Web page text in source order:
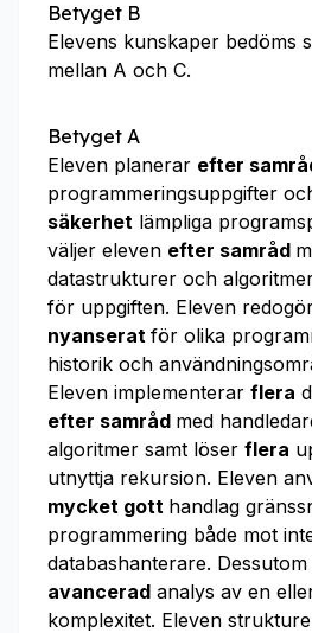
Betyget B
Elevens kunskaper bedöms
mellan A och C.
Betyget A
Eleven planerar efter
programmeringsuppgifter
säkerhet lämpliga
väljer eleven efter samråd
datastrukturer och
för uppgiften. Eleven
nyanserat för olika
historik och
Eleven implementerar flera
efter samråd med
algoritmer samt löser flera
utnyttja rekursion. Eleven
mycket gott handlag
programmering både mot
databashanterare.
avancerad analys av en
komplexitet. Eleven